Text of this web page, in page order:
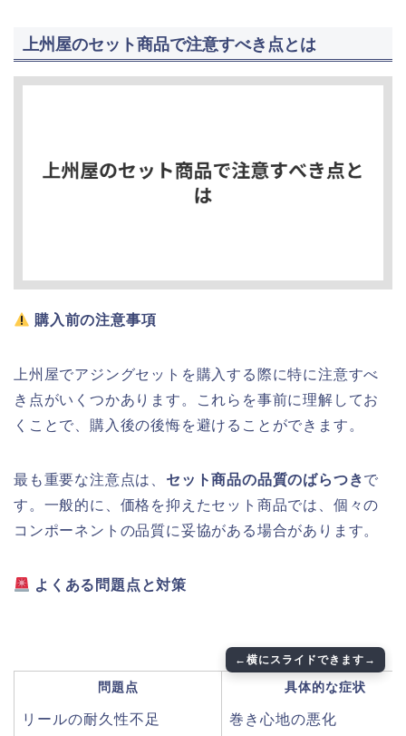
上州屋のセット商品で注意すべき点とは
購入前の注意事項
上州屋でアジングセットを購入する際に特に注意すべ
き点がいくつかあります。これらを事前に理解してお
くことで、購入後の後悔を避けることができます。
最も重要な注意点は、 セット商品の品質のばらつきで
す。一般的に、価格を抑えたセット商品では、個々の
コンポーネントの品質に妥協がある場合があります。
よくある問題点と対策
問題点 具体的な症状
リールの耐久性不足 巻き心地の悪化